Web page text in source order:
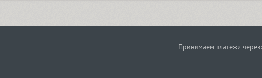
Принимаем платежи через: